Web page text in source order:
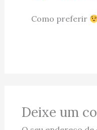
Como preferir
Deixe um